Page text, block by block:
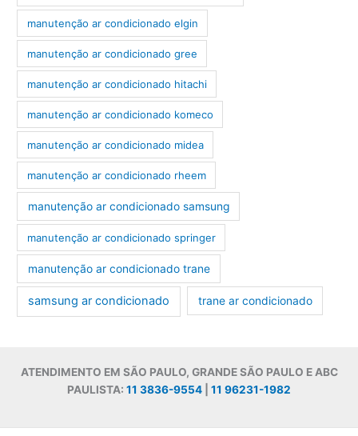
manutenção ar condicionado elgin
manutenção ar condicionado gree
manutenção ar condicionado hitachi
manutenção ar condicionado komeco
manutenção ar condicionado midea
manutenção ar condicionado rheem
manutenção ar condicionado samsung
manutenção ar condicionado springer
manutenção ar condicionado trane
samsung ar condicionado trane ar condicionado
ATENDIMENTO EM SÃO PAULO, GRANDE SÃO PAULO E ABC
PAULISTA: 11 3836-9554 11 96231-1982